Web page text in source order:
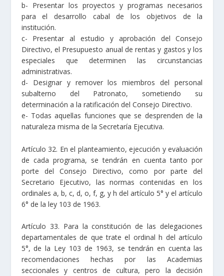
b- Presentar los proyectos y programas necesarios
para el desarrollo cabal de los objetivos de la
institución.
c- Presentar al estudio y aprobación del Consejo
Directivo, el Presupuesto anual de rentas y gastos y los
especiales que determinen las circunstancias
administrativas.
d- Designar y remover los miembros del personal
subalterno del Patronato, sometiendo su
determinación a la ratificación del Consejo Directivo.
e- Todas aquellas funciones que se desprenden de la
naturaleza misma de la Secretaría Ejecutiva.
Artículo 32. En el planteamiento, ejecución y evaluación
de cada programa, se tendrán en cuenta tanto por
porte del Consejo Directivo, como por parte del
Secretario Ejecutivo, las normas contenidas en los
ordinales a, b, c, d, o, f, g, y h del artículo 5° y el artículo
6° de la ley 103 de 1963.
Artículo 33. Para la constitución de las delegaciones
departamentales de que trate el ordinal h del artículo
5°, de la Ley 103 de 1963, se tendrán en cuenta las
recomendaciones hechas por las Academias
seccionales y centros de cultura, pero la decisión